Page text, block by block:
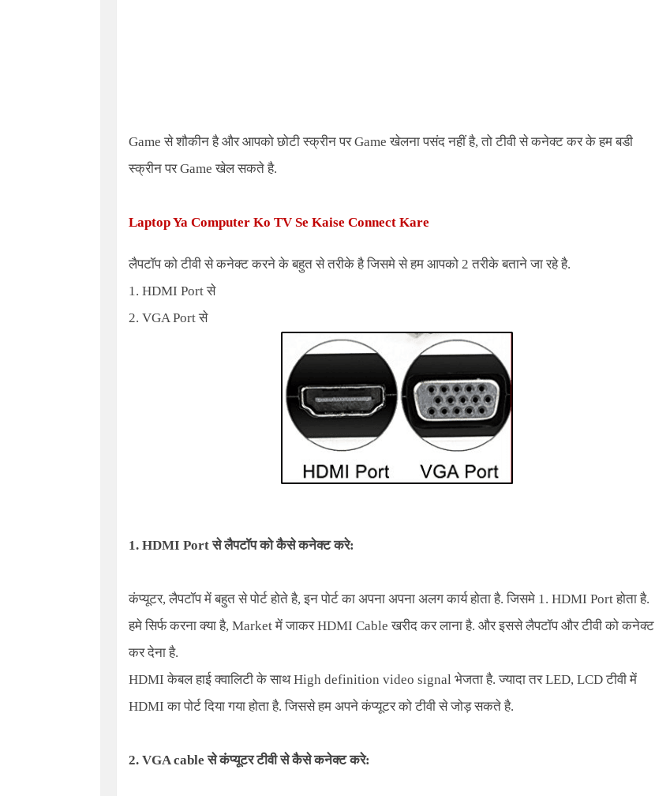
Game से शौकीन है और आपको छोटी स्क्रीन परGame खेलना पसंद नहीं है, तो टीवी से कनेक्ट कर के हम बडी
स्क्रीन परGame खेल सकते है.
Laptop Ya Computer Ko TV Se Kaise Connect Kare
लैपटॉप को टीवी से कनेक्ट करने के बहुत से तरीके है जिसमे से हम आपको 2 तरीके बताने जा रहे है.
1. HDMI Portसे
2. VGA Portसे
1. HDMI Portसे लैपटॉप को कैसे कनेक्ट करे:
कंप्यूटर, लैपटॉप में बहुत से पोर्ट होते है, इन पोर्ट का अपना अपना अलग कार्य होता है. जिसमे 1. HDMI Portहोता है.
हमे सिर्फ करना क्या है, Marketमें जाकर HDMI Cable खरीद कर लाना है. और इससे लैपटॉप और टीवी को कनेक्ट
कर देना है.
HDMIकेबल हाई क्वालिटी के साथHigh definition video signal भेजता है. ज्यादा तर LED, LCD टीवी में
HDMI का पोर्ट दिया गया होता है. जिससे हम अपने कंप्यूटर को टीवी से जोड़ सकते है.
2. VGA cableसे कंप्यूटर टीवी से कैसे कनेक्ट करे: